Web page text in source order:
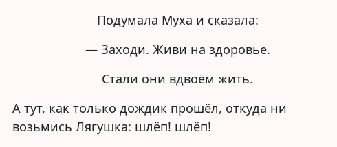
Подумала Муха и сказала:
— Заходи. Живи на здоровье.
Стали они вдвоём жить.
А тут, как только дождик прошёл, откуда ни
возьмись Лягушка: шлёп! шлёп!